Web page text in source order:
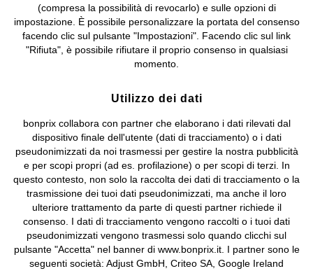
Informativa privacy e cookie Gestione dei cookie
Informazioni legali Diritto di recesso
2026 bonprix.Tutti i diritti riservati.
Valdengo (BI) C.F. 01510910027 - P.I. 01939830020, Reg. Imprese di
IT09060P00000858, N. Reg. AEE: IT08020000002105 Capitale
Sociale: euro 1.000.000 i.v, Società soggetta all'attività di direzione
e coordinamento di bonprix Beteiligungs -Verwaltungsgesellschaft
mbH.
(compresa la possibilità di revocarlo) e sulle opzioni di
impostazione. È possibile personalizzare la portata del consenso
facendo clic sul pulsante "Impostazioni". Facendo clic sul link
"Rifiuta", è possibile rifiutare il proprio consenso in qualsiasi
momento.
Utilizzo dei dati
bonprix collabora con partner che elaborano i dati rilevati dal
dispositivo finale dell'utente (dati di tracciamento) o i dati
pseudonimizzati da noi trasmessi per gestire la nostra pubblicità
e per scopi propri (ad es. profilazione) o per scopi di terzi. In
questo contesto, non solo la raccolta dei dati di tracciamento o la
trasmissione dei tuoi dati pseudonimizzati, ma anche il loro
ulteriore trattamento da parte di questi partner richiede il
consenso. I dati di tracciamento vengono raccolti o i tuoi dati
pseudonimizzati vengono trasmessi solo quando clicchi sul
pulsante "Accetta" nel banner di www.bonprix.it. I partner sono le
seguenti società: Adjust GmbH, Criteo SA, Google Ireland